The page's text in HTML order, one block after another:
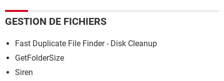
GESTION DE FICHIERS
Fast Duplicate File Finder - Disk Cleanup
GetFolderSize
Siren